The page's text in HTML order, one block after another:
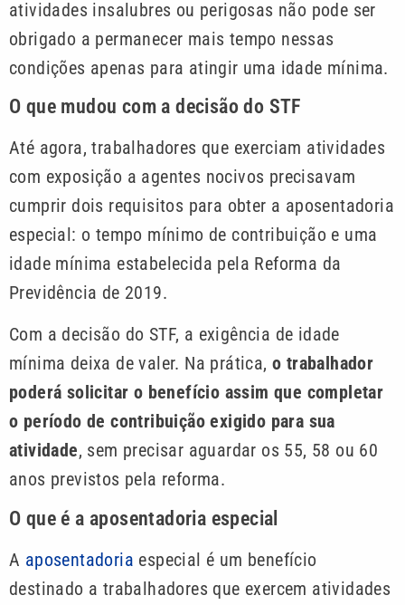
atividades insalubres ou perigosas não pode ser
obrigado a permanecer mais tempo nessas
condições apenas para atingir uma idade mínima.
O que mudou com a decisão do STF
Até agora, trabalhadores que exerciam atividades
com exposição a agentes nocivos precisavam
cumprir dois requisitos para obter a aposentadoria
especial: o tempo mínimo de contribuição e uma
idade mínima estabelecida pela Reforma da
Previdência de 2019.
Com a decisão do STF, a exigência de idade
mínima deixa de valer. Na prática, o trabalhador
poderá solicitar o benefício assim que completar
o período de contribuição exigido para sua
atividade, sem precisar aguardar os 55, 58 ou 60
anos previstos pela reforma.
O que é a aposentadoria especial
A aposentadoria especial é um benefício
destinado a trabalhadores que exercem atividades